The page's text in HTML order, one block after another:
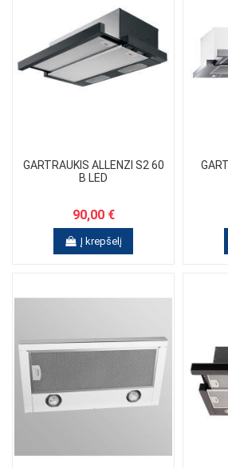
GARTRAUKIS ALLENZI S2 60
B LED
90,00 €
Į krepšelį